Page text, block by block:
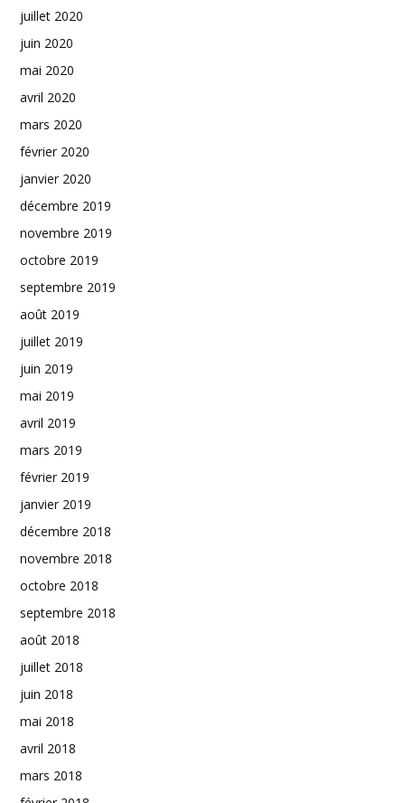
juillet 2020
juin 2020
mai 2020
avril 2020
mars 2020
février 2020
janvier 2020
décembre 2019
novembre 2019
octobre 2019
septembre 2019
août 2019
juillet 2019
juin 2019
mai 2019
avril 2019
mars 2019
février 2019
janvier 2019
décembre 2018
novembre 2018
octobre 2018
septembre 2018
août 2018
juillet 2018
juin 2018
mai 2018
avril 2018
mars 2018